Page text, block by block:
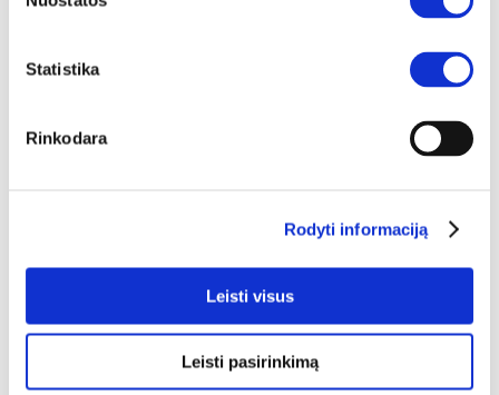
Statistika
Rinkodara
Rodyti informaciją
Leisti visus
Leisti pasirinkimą